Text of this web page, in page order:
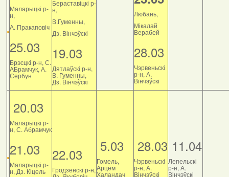
Маларыцкі р-
н,
А. Пракаповіч
25.03
Брэсцкі р-н, С.
АБрамчук, А.
Сербун
Бераставіцкі р-
н,
В.Гуменны,
Дз. Вінчэўскі
19.03
Дятлаўскі р-н,
В. Гуменны,
Дз. Вінчэўскі
Любань,
Мікалай
Верабей
28.03
Чэрвеньскі
р-н, А.
Вінчэўскі
20.03
Маларыцкі р-
н, С. Абрамчук
21.03
Маларыцкі р-
н, Дз. Кіцель
22.03
Гродзенскі р-н,
5.03
Гомель,
Арцём
Халандач
28.03
Чэрвеньскі
р-н, А.
Вінчэўскі
11.04
Лепельскі
р-н, А.
Вінчэўскі